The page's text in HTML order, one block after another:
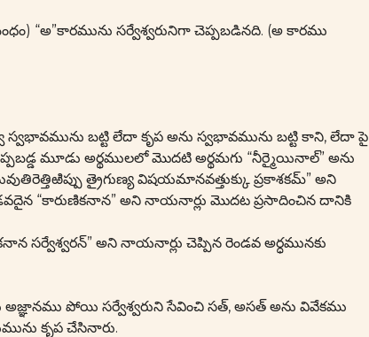
“అ”కారమును సర్వేశ్వరునిగా చెప్పబడినది. (అ కారము
బట్టి లేదా కృప అను స్వభావమును బట్టి కాని, లేదా పై
మూడు అర్థములలో మొదటి అర్థమగు “నీర్మైయినాల్” అను
త్రైగుణ్య విషయమానవత్తుక్కు ప్రకాశకమ్” అని
“కారుణికనాన” అని నాయనార్లు మొదట ప్రసాదించిన దానికి
సర్వేశ్వరన్” అని నాయనార్లు చెప్పిన రెండవ అర్ధమునకు
పోయి సర్వేశ్వరుని సేవించి సత్, అసత్ అను వివేకము
కృప చేసినారు.